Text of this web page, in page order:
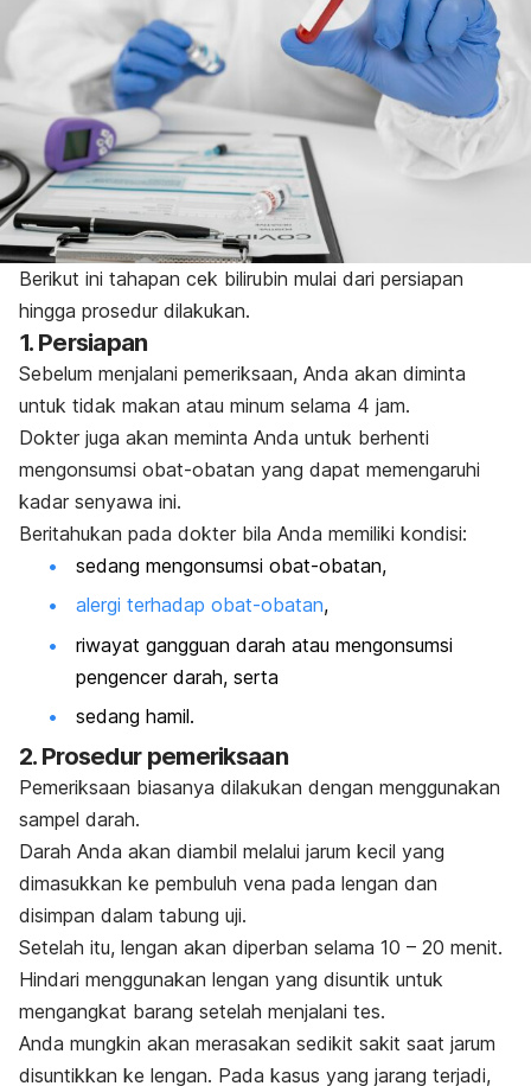
Berikut ini tahapan cek bilirubin mulai dari persiapan
hingga prosedur dilakukan.
1. Persiapan
Sebelum menjalani pemeriksaan, Anda akan diminta
untuk tidak makan atau minum selama 4 jam.
Dokter juga akan meminta Anda untuk berhenti
mengonsumsi obat-obatan yang dapat memengaruhi
kadar senyawa ini.
Beritahukan pada dokter bila Anda memiliki kondisi:
sedang mengonsumsi obat-obatan,
alergi terhadap obat-obatan,
riwayat gangguan darah atau mengonsumsi
pengencer darah, serta
sedang hamil.
2. Prosedur pemeriksaan
Pemeriksaan biasanya dilakukan dengan menggunakan
sampel darah.
Darah Anda akan diambil melalui jarum kecil yang
dimasukkan ke pembuluh vena pada lengan dan
disimpan dalam tabung uji.
Setelah itu, lengan akan diperban selama 10 – 20 menit.
Hindari menggunakan lengan yang disuntik untuk
mengangkat barang setelah menjalani tes.
Anda mungkin akan merasakan sedikit sakit saat jarum
disuntikkan ke lengan. Pada kasus yang jarang terjadi,